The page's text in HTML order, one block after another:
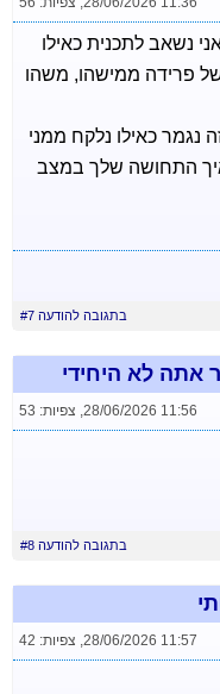
נשאב לתכנית כאילו
התחושה של פרידה ממישהו, משהו
נגמר כאילו נלקח ממני
התחושה שלך במצב
בתגובה להודעה #7
אתה לא היחידי
28/06/2026 11:56
, צפיות: 53
בתגובה להודעה #8
28/06/2026 11:57
, צפיות: 42